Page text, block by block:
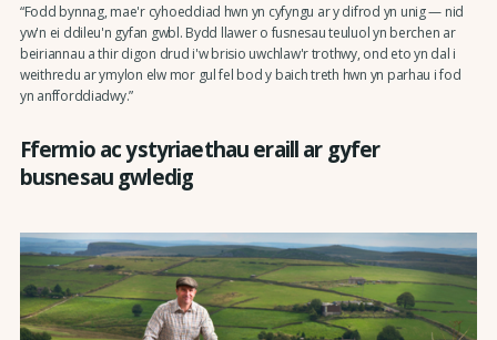
“Fodd bynnag, mae'r cyhoeddiad hwn yn cyfyngu ar y difrod yn unig — nid
yw'n ei ddileu'n gyfan gwbl. Bydd llawer o fusnesau teuluol yn berchen ar
beiriannau a thir digon drud i'w brisio uwchlaw'r trothwy, ond eto yn dal i
weithredu ar ymylon elw mor gul fel bod y baich treth hwn yn parhau i fod
yn anfforddiadwy.”
Ffermio ac ystyriaethau eraill ar gyfer
busnesau gwledig